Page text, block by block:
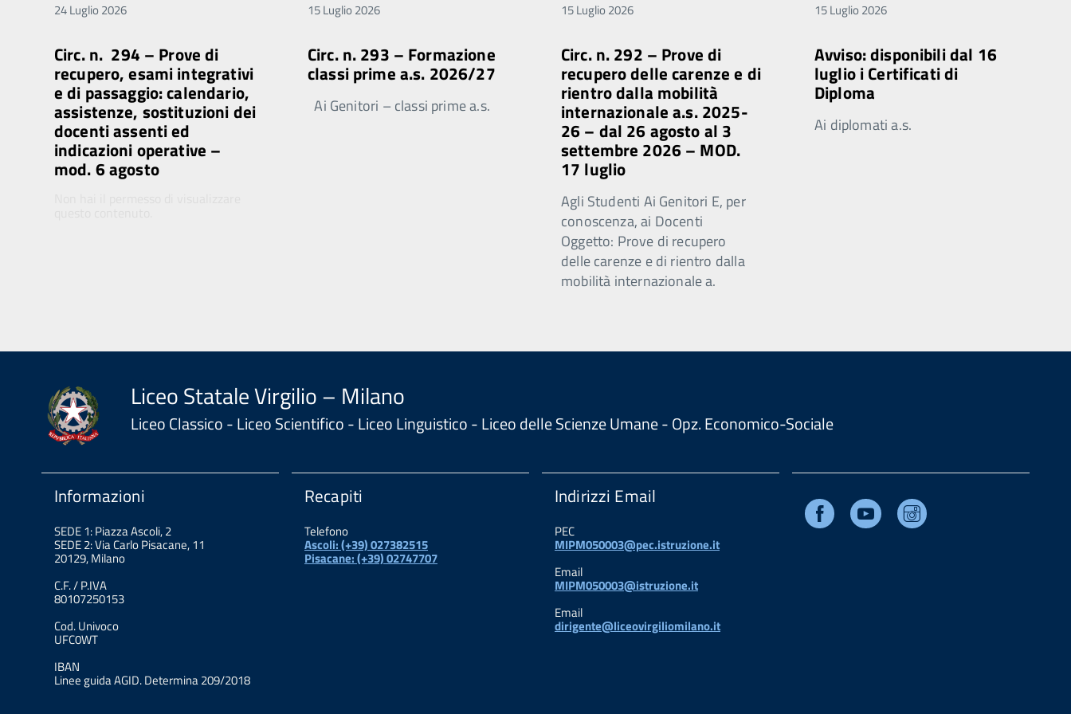
24 Luglio 2026
Circ. n. 294 – Prove di
recupero, esami integrativi
e di passaggio: calendario,
assistenze, sostituzioni dei
docenti assenti ed
indicazioni operative –
mod. 6 agosto
15 Luglio 2026
Circ. n. 293 – Formazione
classi prime a.s. 2026/27
Ai Genitori – classi prime a.s.
15 Luglio 2026
Circ. n. 292 – Prove di
recupero delle carenze e di
rientro dalla mobilità
internazionale a.s. 2025-
26 – dal 26 agosto al 3
settembre 2026 – MOD.
17 luglio
Agli Studenti Ai Genitori E, per
conoscenza, ai Docenti
Oggetto: Prove di recupero
delle carenze e di rientro dalla
mobilità internazionale a.
15 Luglio 2026
Avviso: disponibili dal 16
luglio i Certificati di
Diploma
Ai diplomati a.s.
Liceo Statale Virgilio – Milano
Liceo Classico - Liceo Scientifico - Liceo Linguistico - Liceo delle Scienze Umane - Opz. Economico-Sociale
Informazioni
SEDE 1: Piazza Ascoli, 2
SEDE 2: Via Carlo Pisacane, 11
20129, Milano
C.F. / P.IVA
80107250153
Cod. Univoco
UFC0WT
IBAN
Linee guida AGID. Determina 209/2018
Recapiti
Telefono
Ascoli: (+39) 027382515
Pisacane: (+39) 02747707
Indirizzi Email
PEC
MIPM050003@pec.istruzione.it
Email
MIPM050003@istruzione.it
Email
dirigente@liceovirgiliomilano.it
Facebook Youtube